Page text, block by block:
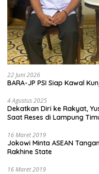
22 Juni 2026
BARA-JP PSI Siap Kawal
4 Agustus 2025
Dekatkan Diri ke Rakyat,
Saat Reses di Lampung
16 Maret 2019
Jokowi Minta ASEAN
Rakhine State
16 Maret 2019